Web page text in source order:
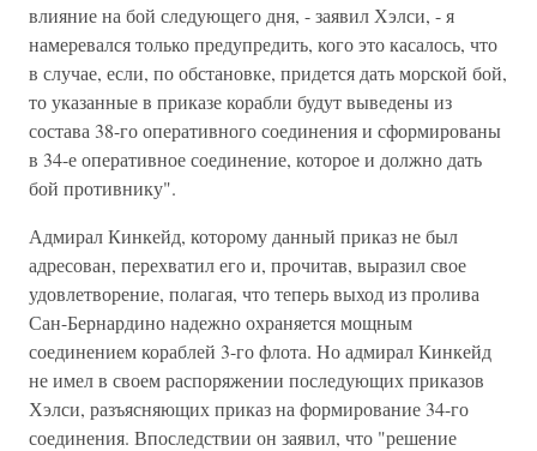
влияние на бой следующего дня, - заявил Хэлси, - я
намеревался только предупредить, кого это касалось, что
в случае, если, по обстановке, придется дать морской бой,
то указанные в приказе корабли будут выведены из
состава 38-го оперативного соединения и сформированы
в 34-е оперативное соединение, которое и должно дать
бой противнику".
Адмирал Кинкейд, которому данный приказ не был
адресован, перехватил его и, прочитав, выразил свое
удовлетворение, полагая, что теперь выход из пролива
Сан-Бернардино надежно охраняется мощным
соединением кораблей 3-го флота. Но адмирал Кинкейд
не имел в своем распоряжении последующих приказов
Хэлси, разъясняющих приказ на формирование 34-го
соединения. Впоследствии он заявил, что "решение